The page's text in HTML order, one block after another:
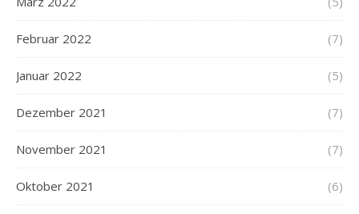
Februar 2022 (7)
Januar 2022 (5)
Dezember 2021 (7)
November 2021 (7)
Oktober 2021 (6)